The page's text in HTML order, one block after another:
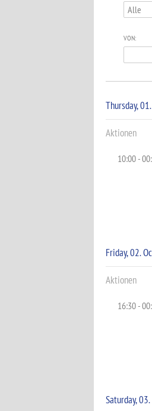
Alle
VON:
Thursday,
Aktionen
10:00 -
Friday, 02.
Aktionen
16:30 -
Saturday,